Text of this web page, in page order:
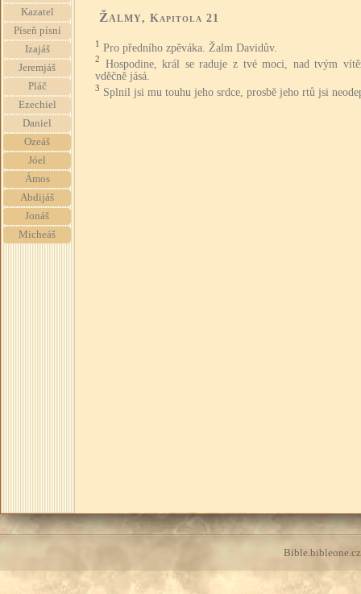
Kazatel
Píseň písní
Izajáš
Jeremjáš
Pláč
Ezechiel
Daniel
Ozeáš
Jóel
Ámos
Abdijáš
Jonáš
Micheáš
Žalmy, Kapitola 21
1 Pro předního zpěváka. Žalm Davidův.
2
Hospodine, král se raduje z tvé moci, nad tvým
vděčně jásá.
3 Splnil jsi mu touhu jeho srdce, prosbě jeho rtů jsi